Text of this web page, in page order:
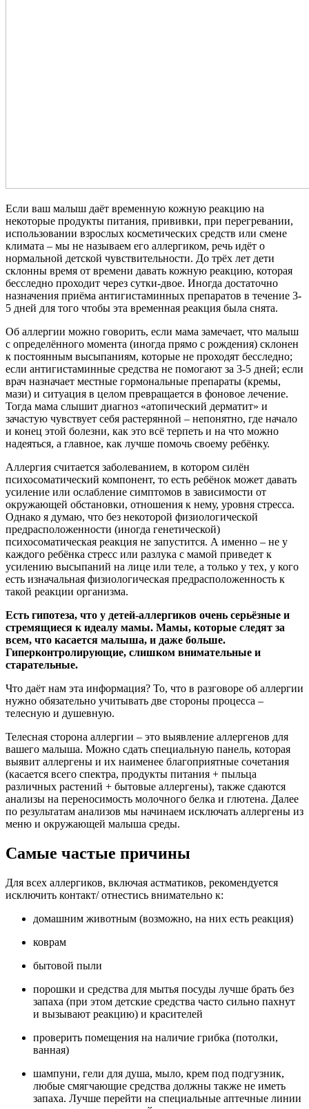
Если ваш малыш даёт временную кожную реакцию на
некоторые продукты питания, прививки, при перегревании,
использовании взрослых косметических средств или смене
климата – мы не называем его аллергиком, речь идёт о
нормальной детской чувствительности. До трёх лет дети
склонны время от времени давать кожную реакцию, которая
бесследно проходит через сутки-двое. Иногда достаточно
назначения приёма антигистаминных препаратов в течение 3-
5 дней для того чтобы эта временная реакция была снята.
Об аллергии можно говорить, если мама замечает, что малыш
с определённого момента (иногда прямо с рождения) склонен
к постоянным высыпаниям, которые не проходят бесследно;
если антигистаминные средства не помогают за 3-5 дней; если
врач назначает местные гормональные препараты (кремы,
мази) и ситуация в целом превращается в фоновое лечение.
Тогда мама слышит диагноз «атопический дерматит» и
зачастую чувствует себя растерянной – непонятно, где начало
и конец этой болезни, как это всё терпеть и на что можно
надеяться, а главное, как лучше помочь своему ребёнку.
Аллергия считается заболеванием, в котором силён
психосоматический компонент, то есть ребёнок может давать
усиление или ослабление симптомов в зависимости от
окружающей обстановки, отношения к нему, уровня стресса.
Однако я думаю, что без некоторой физиологической
предрасположенности (иногда генетической)
психосоматическая реакция не запустится. А именно – не у
каждого ребёнка стресс или разлука с мамой приведет к
усилению высыпаний на лице или теле, а только у тех, у кого
есть изначальная физиологическая предрасположенность к
такой реакции организма.
Есть гипотеза, что у детей-аллергиков очень серьёзные и
стремящиеся к идеалу мамы. Мамы, которые следят за
всем, что касается малыша, и даже больше.
Гиперконтролирующие, слишком внимательные и
старательные.
Что даёт нам эта информация? То, что в разговоре об аллергии
нужно обязательно учитывать две стороны процесса –
телесную и душевную.
Телесная сторона аллергии – это выявление аллергенов для
вашего малыша. Можно сдать специальную панель, которая
выявит аллергены и их наименее благоприятные сочетания
(касается всего спектра, продукты питания + пыльца
различных растений + бытовые аллергены), также сдаются
анализы на переносимость молочного белка и глютена. Далее
по результатам анализов мы начинаем исключать аллергены из
меню и окружающей малыша среды.
Самые частые причины
Для всех аллергиков, включая астматиков, рекомендуется
исключить контакт/ отнестись внимательно к:
домашним животным (возможно, на них есть реакция)
коврам
бытовой пыли
порошки и средства для мытья посуды лучше брать без
запаха (при этом детские средства часто сильно пахнут
и вызывают реакцию) и красителей
проверить помещения на наличие грибка (потолки,
ванная)
шампуни, гели для душа, мыло, крем под подгузник,
любые смягчающие средства должны также не иметь
запаха. Лучше перейти на специальные аптечные линии